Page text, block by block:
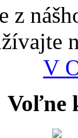
z
V
Voľne